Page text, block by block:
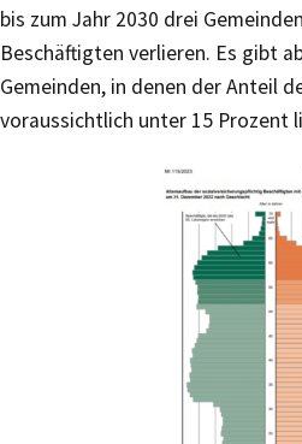
bis zum Jahr 2030 drei
Beschäftigten verlieren. Es gibt
Gemeinden, in denen der Anteil
voraussichtlich unter 15 Prozent